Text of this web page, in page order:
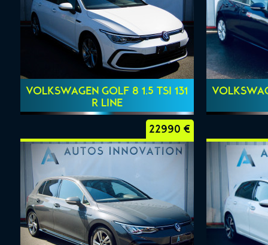
VOLKSWAGEN GOLF 8 1.5 TSI 131
R LINE
22990 €